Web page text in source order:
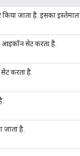
जाता है. इसका इस्तेमाल
सेट करता है.
करता है.
है.